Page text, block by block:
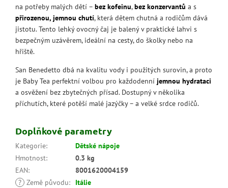
na potřeby malých dětí – bez kofeinu,bez konzervantů a s
přirozenou, jemnou chutí, která dětem chutná a rodičům dává
jistotu. Tento lehký ovocný čaj je balený v praktické lahvi s
bezpečným uzávěrem, ideální na cesty, do školky nebo na
hřiště.
San Benedetto dbá na kvalitu vody i použitých surovin, a proto
je Baby Tea perfektní volbou pro každodenní jemnou hydrataci
a osvěžení bez zbytečných přísad. Dostupný v několika
příchutích, které potěší malé jazýčky – a velké srdce rodičů.
Doplňkové parametry
Kategorie:
Dětské nápoje
Hmotnost:
0.3 kg
EAN:
8001620004159
? Země původu:
Itálie